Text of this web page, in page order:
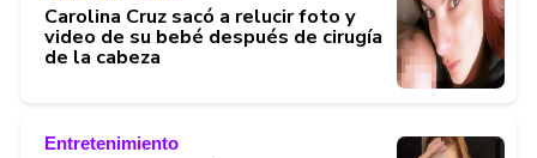
Carolina Cruz sacó a relucir foto y
video de su bebé después de cirugía
de la cabeza
Entretenimiento